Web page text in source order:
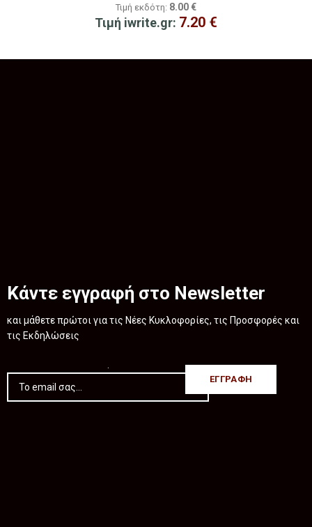
Τιμή εκδότη: 8.00 €
Τιμή iwrite.gr: 7.20 €
Κάντε εγγραφή στο Newsletter
και μάθετε πρώτοι για τις Νέες Κυκλοφορίες, τις Προσφορές και
τις Εκδηλώσεις